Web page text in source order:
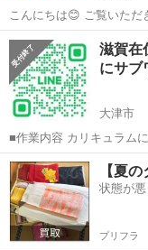
こんにちは😊 ご覧いただきありが
インを中心に文章作成や
緒に活動してくださるメンバー
ュア...
滋賀 大津市 キャ
滋賀在
にサブ
大津市
■作業内容 カリキュラム
わせのメッセージやり取り、SNSの
してお 仕 事していただ
めます☆ ...
滋賀 大津市 キャ
【夏
状態が
プリフラ